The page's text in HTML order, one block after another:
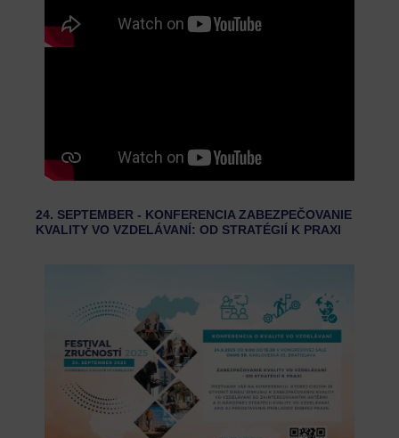
24. SEPTEMBER - KONFERENCIA ZABEZPEČOVANIE
KVALITY VO VZDELÁVANÍ: OD STRATÉGIÍ K PRAXI